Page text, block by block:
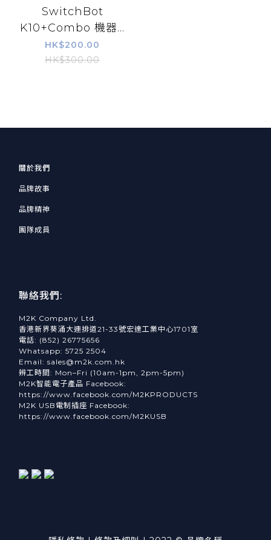
SwitchBot
K10+Combo 機器...
HK$200.00
HK$300.00
關於我們
品牌故事
品牌精神
團隊成員
聯絡我們:
M2K Company Ltd.
香港新界葵涌大連排道21-33號宏達工業中心1701室
電話: (852) 26775656
Whatsapp: 5725 2504
Email: sales@m2k.com.hk
辨工時間: Mon–Fri (10am-1pm, 2pm-5pm)
M2K智能電子產品 Facebook:
https://www.facebook.com/M2KPRODUCTS
M2K USB電制插座 Facebook:
https://www.facebook.com/M2KUSB